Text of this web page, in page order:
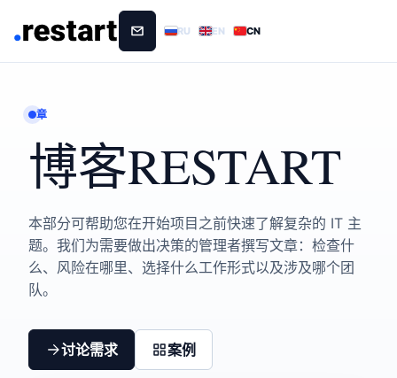
RU EN CN
章
博客RESTART
本部分可帮助您在开始项目之前快速了解复杂的 IT 主
题。我们为需要做出决策的管理者撰写文章：检查什
么、风险在哪里、选择什么工作形式以及涉及哪个团
队。
讨论需求 案例